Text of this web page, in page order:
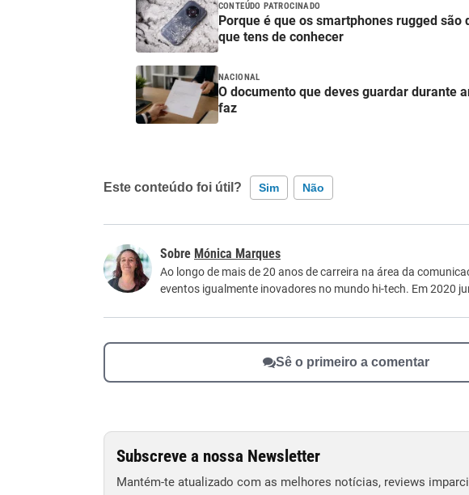
CONTEÚDO PATROCINADO
Porque é que os smartphones rugged
que tens de conhecer
NACIONAL
O documento que deves guardar durante
faz
Este conteúdo foi útil? Sim Não
Este conteúdo não tem a informação que procuro
Mónica Marques
Ao longo de mais de 20 anos de carreira na área da
eventos igualmente inovadores no mundo hi-tech. Em 2020
Sê o primeiro a comentar
Subscreve a nossa Newsletter
Mantém-te atualizado com as melhores notícias, reviews